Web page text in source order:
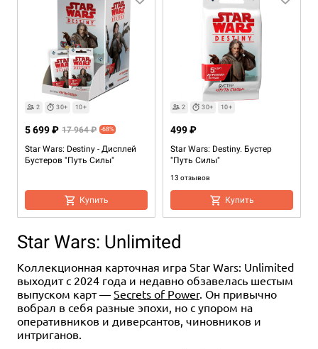
2 30+ 10+
Star Wars: Destiny - Дисплей
Бустеров "Путь Силы"
5 699 ₽ 17 964 ₽ -68%
Купить
2 30+ 10+
Star Wars: Destiny. Бустер
"Путь Силы"
13 отзывов
499 ₽
Купить
2+
Star Wars: Unlimited
Коллекционная карточная игра Star Wars: Unlimited
выходит с 2024 года и недавно обзавелась шестым
выпуском карт — Secrets of Power. Он привычно
вобрал в себя разные эпохи, но с упором на
оперативников и диверсантов, чиновников и
интриганов.